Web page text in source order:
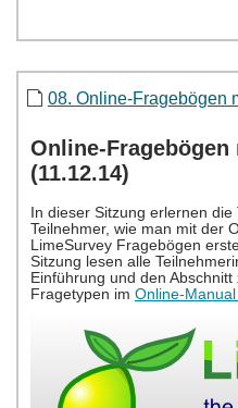
08. Online-Fragebögen